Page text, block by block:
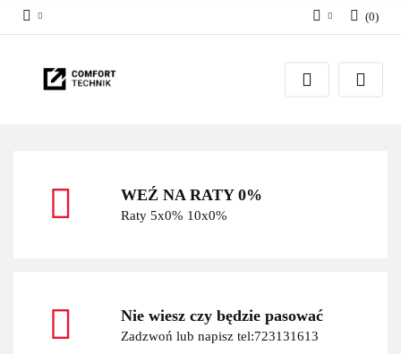
Zaloguj się
Zarejestruj się
(0)
WEŹ NA RATY 0%
Raty 5x0% 10x0%
Nie wiesz czy będzie pasować
Zadzwoń lub napisz tel:723131613